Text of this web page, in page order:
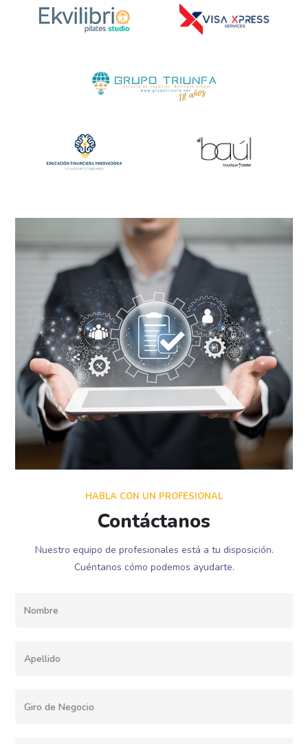
HABLA CON UN PROFESIONAL
Contáctanos
Nuestro equipo de profesionales está a tu disposición.
Cuéntanos cómo podemos ayudarte.